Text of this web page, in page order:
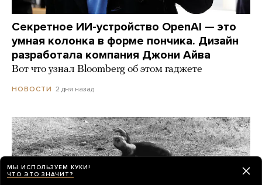
Секретное ИИ-устройство OpenAI — это
умная колонка в форме пончика. Дизайн
разработала компания Джони Айва
Вот что узнал Bloomberg об этом гаджете
НОВОСТИ 2 дня назад
МЫ ИСПОЛЬЗУЕМ КУКИ!
ЧТО ЭТО ЗНАЧИТ?